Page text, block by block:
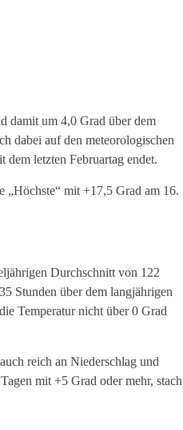
damit um 4,0 Grad über dem
dabei auf den meteorologischen
dem letzten Februartag endet.
„Höchste“ mit +17,5 Grad am 16.
Durchschnitt von 122
Stunden über dem langjährigen
Temperatur nicht über 0 Grad
reich an Niederschlag und
mit +5 Grad oder mehr, stach